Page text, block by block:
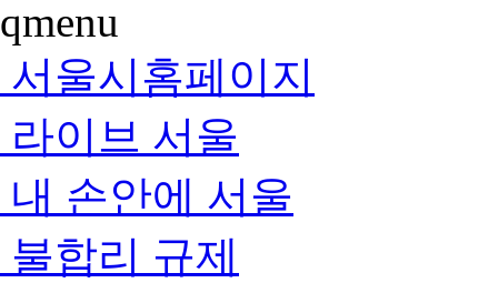
서울시홈페이지
라이브 서울
내 손안에 서울
불합리 규제